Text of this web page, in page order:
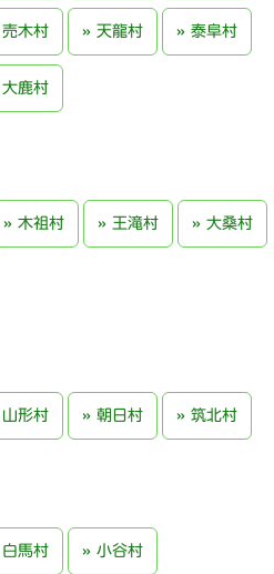
売木村 天龍村 泰阜村
大鹿村
木祖村 王滝村 大桑村
山形村 朝日村 筑北村
白馬村 小谷村